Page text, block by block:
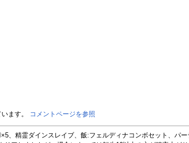
ます。 コメントページを参照
、精霊ダインスレイブ、飯:フェルディナコンボセット、パ